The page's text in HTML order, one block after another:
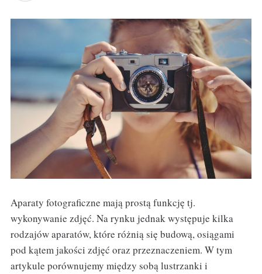
Aparaty fotograficzne mają prostą funkcję tj.
wykonywanie zdjęć. Na rynku jednak występuje kilka
rodzajów aparatów, które różnią się budową, osiągami
pod kątem jakości zdjęć oraz przeznaczeniem. W tym
artykule porównujemy między sobą lustrzanki i